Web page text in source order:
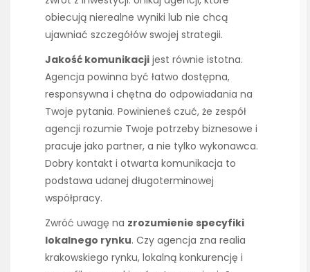
obiecują nierealne wyniki lub nie chcą
ujawniać szczegółów swojej strategii.
Jakość komunikacji jest równie istotna.
Agencja powinna być łatwo dostępna,
responsywna i chętna do odpowiadania na
Twoje pytania. Powinieneś czuć, że zespół
agencji rozumie Twoje potrzeby biznesowe i
pracuje jako partner, a nie tylko wykonawca.
Dobry kontakt i otwarta komunikacja to
podstawa udanej długoterminowej
współpracy.
Zwróć uwagę na zrozumienie specyfiki
lokalnego rynku. Czy agencja zna realia
krakowskiego rynku, lokalną konkurencję i